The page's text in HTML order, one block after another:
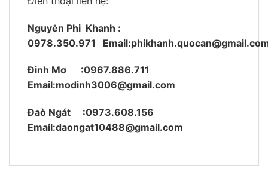
Nguyễn Phi Khanh :
0978.350.971
Đinh Mơ :0967.886.711
Email:modinh3006@gmail.com
Đaò Ngát :0973.608.156
Email:daongat10488@gmail.com